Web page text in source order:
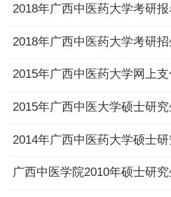
2018年广西中医药大学考研
2018年广西中医药大学考研
2015年广西中医药大学网上
2015年广西中医大学硕士研
2014年广西中医药大学硕士
广西中医学院2010年硕士研